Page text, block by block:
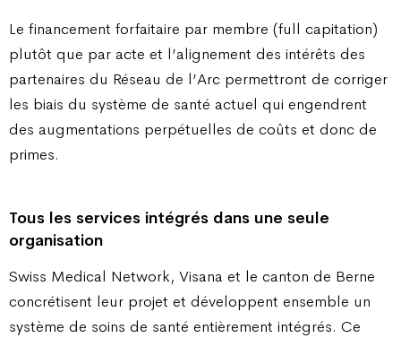
Le financement forfaitaire par membre (full capitation)
plutôt que par acte et l’alignement des intérêts des
partenaires du Réseau de l’Arc permettront de corriger
les biais du système de santé actuel qui engendrent
des augmentations perpétuelles de coûts et donc de
primes.
Tous les services intégrés dans une seule
organisation
Swiss Medical Network, Visana et le canton de Berne
concrétisent leur projet et développent ensemble un
système de soins de santé entièrement intégrés. Ce